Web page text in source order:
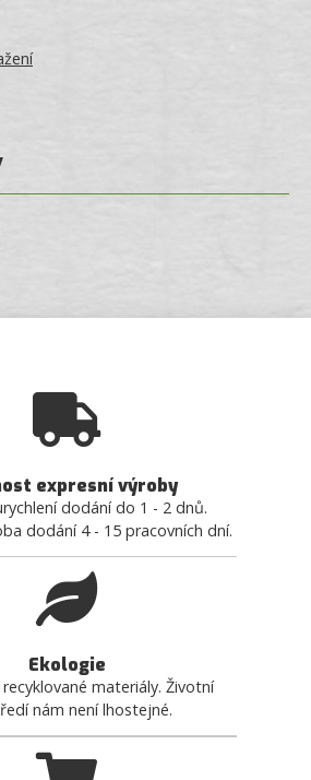
expresní výroby
dodání do 1 - 2 dnů.
dodání 4 - 15 pracovních dní.
Ekologie
materiály. Životní
nám není lhostejné.